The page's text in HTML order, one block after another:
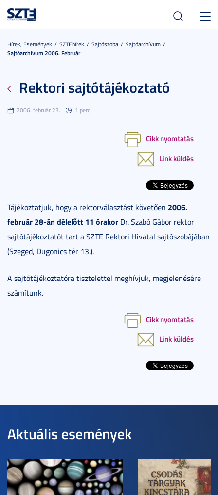
Hírek, Események SZTEhírek Sajtószoba
Sajtóarchívum
Sajtóarchívum 2006. Február
Rektori sajtótájékoztató
2006. február 23. 1 perc
Cikk nyomtatás
Link küldés
Tájékoztatjuk, hogy a rektorválasztást követően 2006.
február 28-án délelőtt 11 órakor Dr. Szabó Gábor rektor
sajtótájékoztatót tart a SZTE Rektori Hivatal sajtószobájában
(Szeged, Dugonics tér 13.).
A sajtótájékoztatóra tisztelettel meghívjuk, megjelenésére
számítunk.
Cikk nyomtatás
Link küldés
Aktuális események